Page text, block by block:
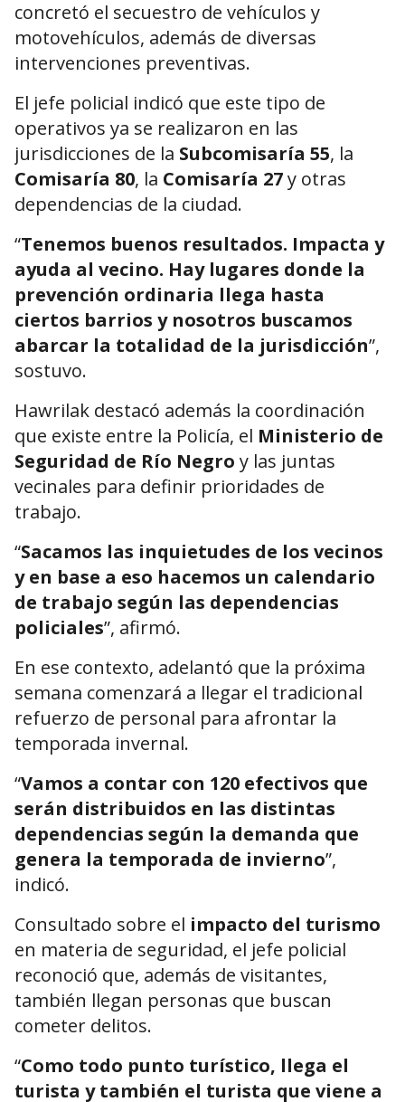
concretó el secuestro de vehículos y
motovehículos, además de diversas
intervenciones preventivas.
El jefe policial indicó que este tipo de
operativos ya se realizaron en las
jurisdicciones de la Subcomisaría 55, la
Comisaría 80, la Comisaría 27y otras
dependencias de la ciudad.
“Tenemos buenos resultados. Impacta y
ayuda al vecino. Hay lugares donde la
prevención ordinaria llega hasta
ciertos barrios y nosotros buscamos
abarcar la totalidad de la jurisdicción”,
sostuvo.
Hawrilak destacó además la coordinación
que existe entre la Policía, el Ministerio de
Seguridad de Río Negro y las juntas
vecinales para definir prioridades de
trabajo.
“Sacamos las inquietudes de los vecinos
y en base a eso hacemos un calendario
de trabajo según las dependencias
policiales”, afirmó.
En ese contexto, adelantó que la próxima
semana comenzará a llegar el tradicional
refuerzo de personal para afrontar la
temporada invernal.
“Vamos a contar con 120 efectivos que
serán distribuidos en las distintas
dependencias según la demanda que
genera la temporada de invierno”,
indicó.
Consultado sobre el impacto del turismo
en materia de seguridad, el jefe policial
reconoció que, además de visitantes,
también llegan personas que buscan
cometer delitos.
“Como todo punto turístico, llega el
turista y también el turista que viene a